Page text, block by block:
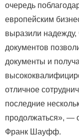
очередь
европейским
выразили надежду,
документов
документы и
отличное
последние
продолжаться», —
Франк Шауфф.